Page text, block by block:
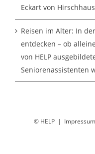
Eckart von
Reisen im Alter: In
entdecken – ob
von HELP
Seniorenassistenten
© HELP | Impressum